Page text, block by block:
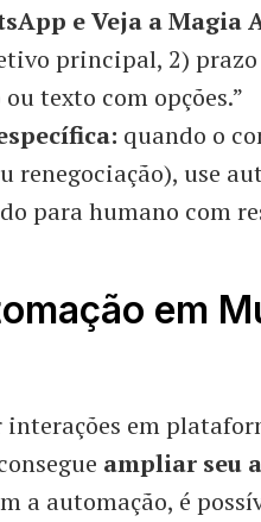
e Veja a Magia
principal, 2) prazo
texto com opções.”
quando o
renegociação), use
para humano com
em
em
ampliar seu
a automação, é